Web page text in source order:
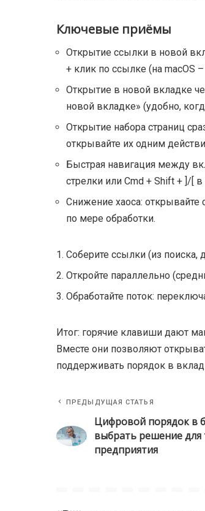
Ключевые приёмы
Открытие ссылки в новой
+ клик по ссылке (на macOS
Открытие в новой вкладке
новой вкладке» (удобно,
Открытие набора страниц
открывайте их одним
Быстрая навигация между
стрелки или Cmd + Shift + ]/[
Снижение хаоса:
по мере обработки.
Соберите ссылки (из поиска,
Откройте параллельно
Обработайте поток:
Итог: горячие клавиши дают
Вместе они позволяют
поддерживать порядок в
ПРЕДЫДУЩАЯ СТАТЬЯ
Цифровой порядок в
выбрать решение для
предприятия